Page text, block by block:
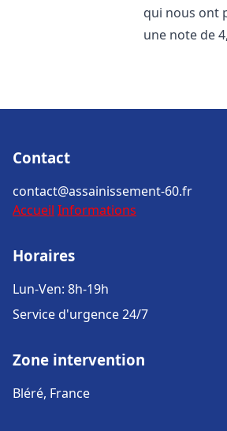
qui nous ont
une note de 4,
Contact
contact@assainissement-60.fr
Accueil Informations
Horaires
Lun-Ven: 8h-19h
Service d'urgence 24/7
Zone intervention
Bléré, France